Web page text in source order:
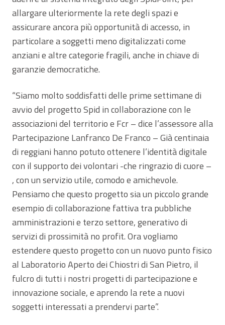
allargare ulteriormente la rete degli spazi e
assicurare ancora più opportunità di accesso, in
particolare a soggetti meno digitalizzati come
anziani e altre categorie fragili, anche in chiave di
garanzie democratiche.
“Siamo molto soddisfatti delle prime settimane di
avvio del progetto Spid in collaborazione con le
associazioni del territorio e Fcr – dice l’assessore alla
Partecipazione Lanfranco De Franco – Già centinaia
di reggiani hanno potuto ottenere l’identità digitale
con il supporto dei volontari -che ringrazio di cuore –
, con un servizio utile, comodo e amichevole.
Pensiamo che questo progetto sia un piccolo grande
esempio di collaborazione fattiva tra pubbliche
amministrazioni e terzo settore, generativo di
servizi di prossimità no profit. Ora vogliamo
estendere questo progetto con un nuovo punto fisico
al Laboratorio Aperto dei Chiostri di San Pietro, il
fulcro di tutti i nostri progetti di partecipazione e
innovazione sociale, e aprendo la rete a nuovi
soggetti interessati a prendervi parte”.